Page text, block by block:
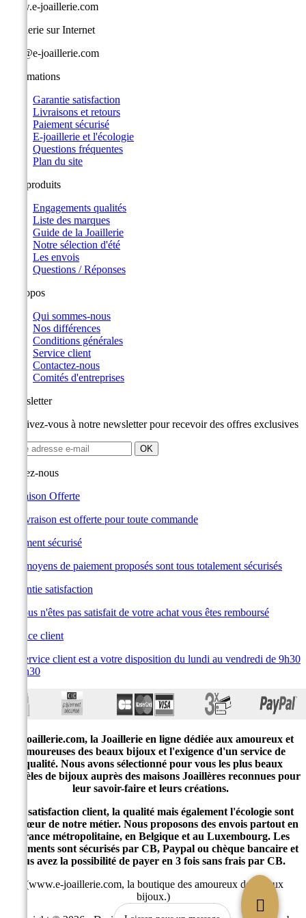
www.e-joaillerie.com
Joaillerie sur Internet
info@e-joaillerie.com
Informations
Garantie satisfaction
Livraisons et retours
Paiement sécurisé
E-joaillerie et l'écologie
Questions fréquentes
Plan du site
Nos produits
Engagements qualités
Liste des marques
Guide de la Joaillerie
Notre sélection d'été
Les envois
Questions / Réponses
A propos
Qui sommes-nous
Nos différences
Conditions générales
Service client
Contactez-nous
Comités d'entreprises
Newsletter
Inscrivez-vous à notre newsletter pour recevoir des offres exclusives
Suivez-nous
Livraison Offerte
La livraison est offerte pour toute commande
Paiement sécurisé
Les moyens de paiement proposés sont tous totalement sécurisés
Garantie satisfaction
Si vous n'êtes pas satisfait de votre achat vous êtes remboursé
Service client
Le service client est a votre disposition du lundi au vendredi de 9h30
à 19h30
E-joaillerie.com, la Joaillerie en ligne dédiée aux amoureux et
amoureuses des beaux bijoux et l'exigence d'un service de
qualité. Nous avons sélectionné pour vous les plus beaux
modèles de bijoux auprès des maisons Joaillères reconnues pour
leur savoir-faire et leurs créations.
La satisfaction client, la qualité mais également l'écologie sont
au cœur de notre métier. Nous proposons des envois partout en
France métropolitaine, en Belgique et au Luxembourg. Les
paiements sont sécurisés par CB, Paypal ou chèque bancaire et
vous avez la possibilité de payer en 3 fois sans frais par CB.
(www.e-joaillerie.com, la boutique des amoureux des beaux
bijoux.)